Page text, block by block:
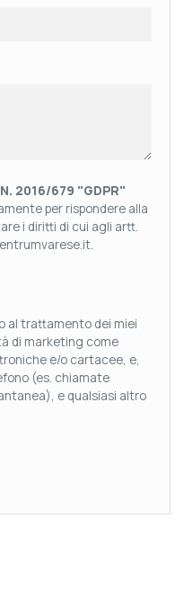
N. 2016/679 "GDPR"
per rispondere alla
i diritti di cui agli artt.
al trattamento dei miei
di marketing come
e/o cartacee, e,
(es. chiamate
e qualsiasi altro